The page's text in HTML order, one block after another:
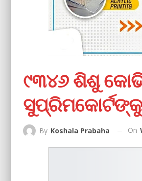
୯୩୪୬ ଶିଶୁ
By Koshala Prabaha On